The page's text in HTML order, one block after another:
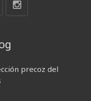
precoz del